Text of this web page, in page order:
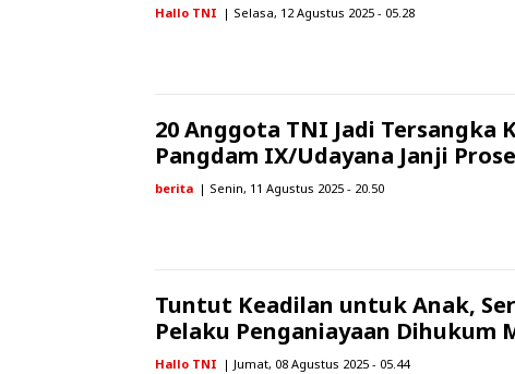
Hallo TNI | Selasa, 12 Agustus 2025 - 05.28
20 Anggota TNI Jadi Tersangka
Pangdam IX/Udayana Janji
berita | Senin, 11 Agustus 2025 - 20.50
Tuntut Keadilan untuk Anak,
Pelaku Penganiayaan Dihukum
Hallo TNI | Jumat, 08 Agustus 2025 - 05.44